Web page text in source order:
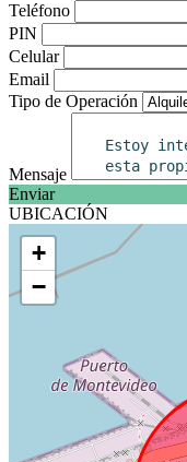
Teléfono
PIN
Celular
Email
Tipo de Operación
Mensaje
Enviar
UBICACIÓN
+
−